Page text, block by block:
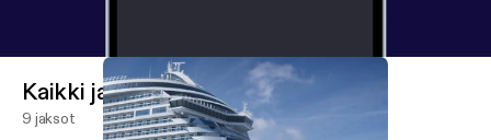
Kaikki jaksot
9 jaksot